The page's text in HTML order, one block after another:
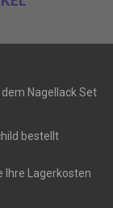
Nagellack Set
bestellt
Ihre Lagerkosten